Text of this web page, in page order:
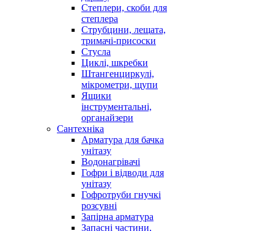
Степлери, скоби для
степлера
Струбцини, лещата,
тримачі-присоски
Стусла
Циклі, шкребки
Штангенциркулі,
мікрометри, щупи
Ящики
інструментальні,
органайзери
Сантехніка
Арматура для бачка
унітазу
Водонагрівачі
Гофри і відводи для
унітазу
Гофротруби гнучкі
розсувні
Запірна арматура
Запасні частини,